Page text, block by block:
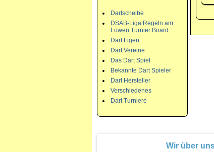
Dartscheibe
DSAB-Liga Regeln am
Löwen Turnier Board
Dart Ligen
Dart Vereine
Das Dart Spiel
Bekannte Dart Spieler
Dart Hersteller
Verschiedenes
Dart Turniere
Wir über